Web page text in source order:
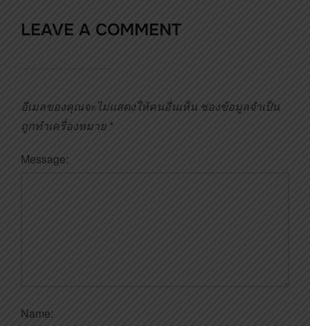
LEAVE A COMMENT
อีเมลของคุณจะไม่แสดงให้คนอื่นเห็น ช่องข้อมูลจำเป็น
ถูกทำเครื่องหมาย *
Message:
Name: